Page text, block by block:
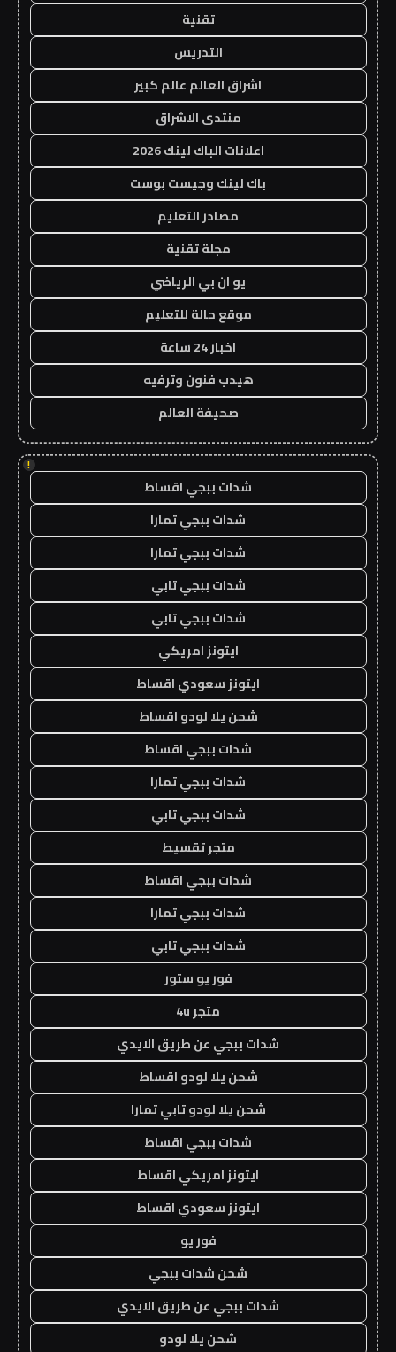
تقنية
التدريس
اشراق العالم عالم كبير
منتدى الاشراق
اعلانات الباك لينك 2026
باك لينك وجيست بوست
مصادر التعليم
مجلة تقنية
يو ان بي الرياضي
موقع حالة للتعليم
اخبار 24 ساعة
هيدب فنون وترفيه
صحيفة العالم
!
شدات ببجي اقساط
شدات ببجي تمارا
شدات ببجي تمارا
شدات ببجي تابي
شدات ببجي تابي
ايتونز امريكي
ايتونز سعودي اقساط
شحن يلا لودو اقساط
شدات ببجي اقساط
شدات ببجي تمارا
شدات ببجي تابي
متجر تقسيط
شدات ببجي اقساط
شدات ببجي تمارا
شدات ببجي تابي
فور يو ستور
متجر 4u
شدات ببجي عن طريق الايدي
شحن يلا لودو اقساط
شحن يلا لودو تابي تمارا
شدات ببجي اقساط
ايتونز امريكي اقساط
ايتونز سعودي اقساط
فور يو
شحن شدات ببجي
شدات ببجي عن طريق الايدي
شحن يلا لودو